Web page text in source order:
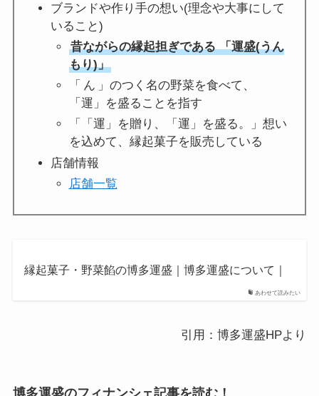
ブランドや作り手の想い(理念や大事にして
いること)
昔ながらの縁起担ぎである 「運盛(うん
もり)」
「 ん 」のつく名の野菜を食べて、
「運」を盛ることを指す
「「運」を贈り、「運」を盛る。」想い
を込めて、縁起菓子を販売している
店舗情報
店舗一覧
あわせて読みたい
縁起菓子・野菜餡の博多運盛｜博多運盛について｜
引用：博多運盛HPより
博多運盛のフィナンシェ記事を読む！